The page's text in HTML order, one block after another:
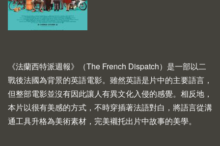
《法蘭西特派週報》（The French Dispatch）是一部以二
戰後法國為背景的英語電影。雖然英語是片中的主要語言，
但整部電影並沒有因此讓人有異文化入侵的感覺。相反地，
本片以很有美感的方式，不時穿插著法語對白，將語言從溝
通工具升格為美術素材，完美襯托出片中故事的美學。